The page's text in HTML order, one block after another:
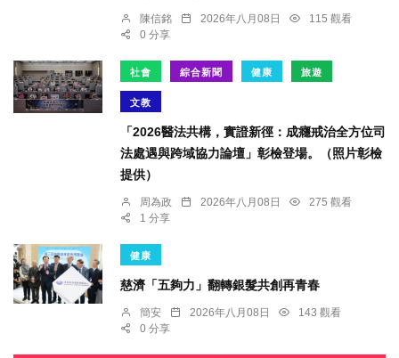
陳信銘 2026年八月08日
115 觀看
0 分享
社會 綜合新聞 健康 旅遊
文教
「2026醫法共構，實證新徑：成癮戒治全方位司
法處遇與跨域協力論壇」彰檢登場。（照片彰檢
提供）
周為政 2026年八月08日
275 觀看
1 分享
健康
慈濟「五夠力」翻轉銀髮共創再青春
簡安 2026年八月08日
143 觀看
0 分享